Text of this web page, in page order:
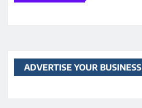
ADVERTISE YOUR BUSINESS